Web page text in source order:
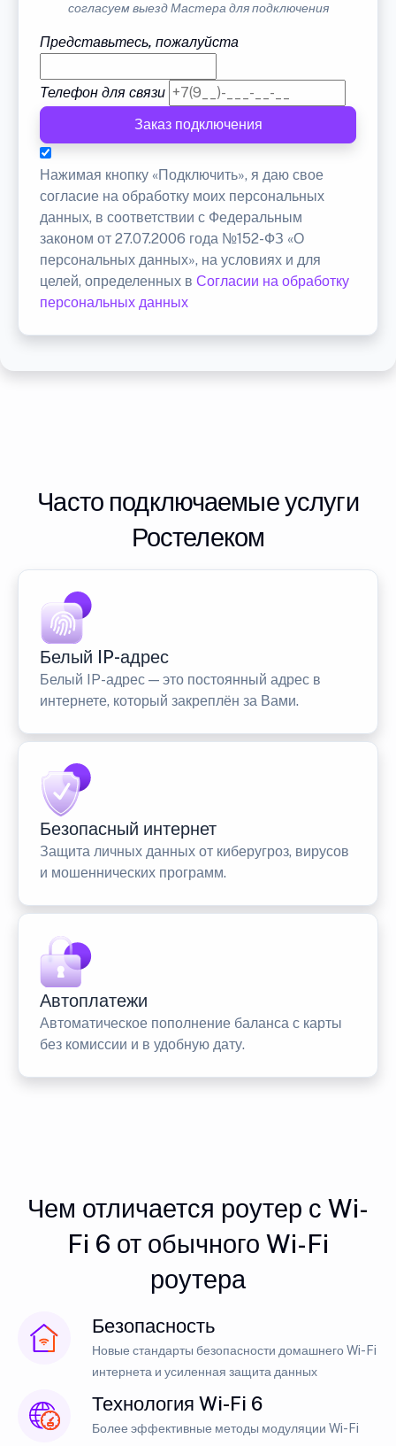
согласуем выезд Мастера для подключения
Представьтесь, пожалуйста
Телефон для связи
Заказ подключения
Нажимая кнопку «Подключить», я даю свое
согласие на обработку моих персональных
данных, в соответствии с Федеральным
законом от 27.07.2006 года №152-ФЗ «О
персональных данных», на условиях и для
целей, определенных в Согласии на обработку
персональных данных
Часто подключаемые услуги
Ростелеком
Белый IP-адрес
Белый IP-адрес — это постоянный адрес в
интернете, который закреплён за Вами.
Безопасный интернет
Защита личных данных от киберугроз, вирусов
и мошеннических программ.
Автоплатежи
Автоматическое пополнение баланса с карты
без комиссии и в удобную дату.
Чем отличается роутер с Wi-
Fi 6 от обычного Wi-Fi
роутера
Безопасность
Новые стандарты безопасности домашнего Wi-Fi
интернета и усиленная защита данных
Технология Wi-Fi 6
Более эффективные методы модуляции Wi-Fi